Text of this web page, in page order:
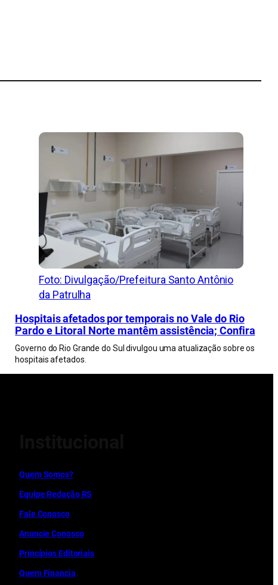
Foto: Divulgação/Prefeitura Santo Antônio
da Patrulha
Hospitais afetados por temporais no Vale do Rio
Pardo e Litoral Norte mantêm assistência; Confira
Governo do Rio Grande do Sul divulgou uma atualização sobre os
hospitais afetados.
Quem Somos?
Equipe Redação RS
Fale Conosco
Anuncie Conosco
Princípios Editoriais
Quem Financia